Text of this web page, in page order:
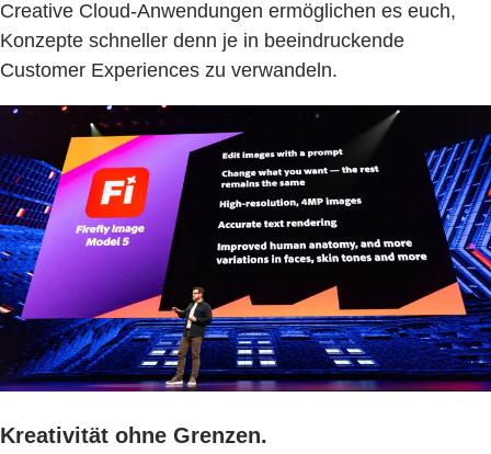
Creative Cloud-Anwendungen ermöglichen es euch,
Konzepte schneller denn je in beeindruckende
Customer Experiences zu verwandeln.
Kreativität ohne Grenzen.